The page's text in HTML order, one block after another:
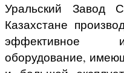
Уральский Завод
Казахстане
эффективное и
оборудование,